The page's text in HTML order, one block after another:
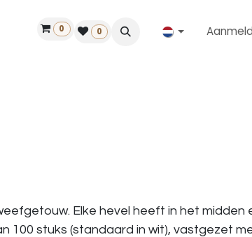
Vind een dealer
0 0
Elke hevel heeft in het midden
100 stuks (standaard in wit), vastgezet